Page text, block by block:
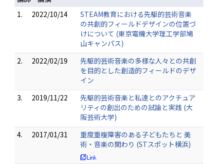
1.
2022/10/14
STEAM教育における先駆的芸術音楽
の共創的フィールドデザインの位置づ
けについて (東京電機大学理工学部鳩
山キャンパス)
2.
2022/02/19
先駆的芸術音楽の多様な人々との共創
を目的とした創造的フィールドのデザ
イン
3.
2019/11/22
先駆的芸術音楽と私達とのアクチュア
リティの創出のための試論と実践 (大
阪芸術大学)
4.
2017/01/31
重度重複障害のある子どもたちと 美
術・音楽の関わり (STスポット横浜)